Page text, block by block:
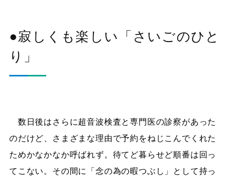
●寂しくも楽しい「さいごのひと
り」
数日後はさらに超音波検査と専門医の診察があった
のだけど、さまざまな理由で予約をねじこんでくれた
ためかなかなか呼ばれず。待てど暮らせど順番は回っ
てこない。その間に「念の為の暇つぶし」として持っ